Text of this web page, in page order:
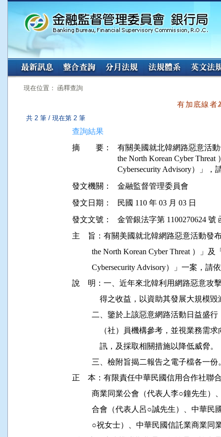
:::
現在位置： 函釋查詢
有加底線者
共 2 筆 / 現在第 2 筆
查詢結果
摘 要：
有關美國就北韓網路惡意活
the North Korean Cyber
發文機關：
金融監督管理委員會
發文日期：
民國 110 年 03 月 03 日
發文文號：
金管銀法字第 1100270624 號
主    旨：有關美國就北韓網路惡意活動發
the North Korean Cyber Threat ）
Cybersecurity Advisory）」一案，
說    明：一、近年來北韓利用網路惡意攻
得之收益，以資助其發展大規
二、鑒於上該惡意網路活動日益
（社）員機構參考，並視業務
              訊，及採取相關措施以降低威脅。
三、檢附旨揭二報告之電子檔各一份
正    本：有限責任中華民國信用合作社聯
商業同業公會（代表人李○鐘先生
合會（代表人呂○誠先生）、中華
○祝女士）、中華民國信託業商業